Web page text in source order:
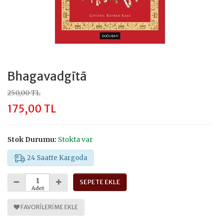
Bhagavadgītā
250,00 TL
175,00 TL
Stok Durumu: Stokta var
24 Saatte Kargoda
Adet
SEPETE EKLE
FAVORILERIME EKLE